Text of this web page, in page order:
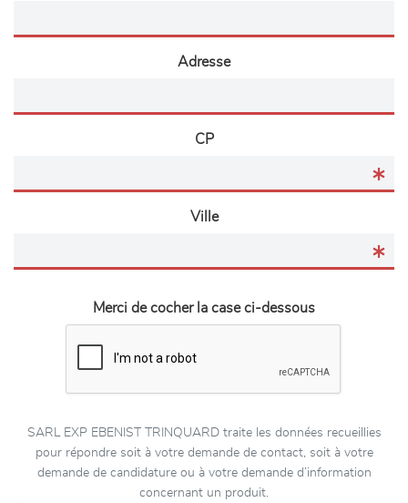
Adresse
CP
Ville
Merci de cocher la case ci-dessous
SARL EXP EBENIST TRINQUARD traite les données recueillies
pour répondre soit à votre demande de contact, soit à votre
demande de candidature ou à votre demande d’information
concernant un produit.